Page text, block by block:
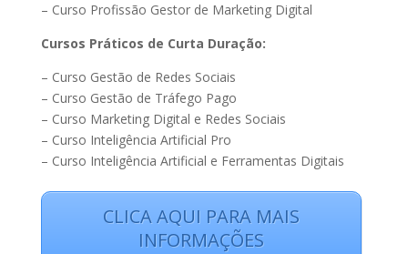
– Curso Profissão Gestor de Marketing Digital
Cursos Práticos de Curta Duração:
– Curso Gestão de Redes Sociais
– Curso Gestão de Tráfego Pago
– Curso Marketing Digital e Redes Sociais
– Curso Inteligência Artificial Pro
– Curso Inteligência Artificial e Ferramentas Digitais
CLICA AQUI PARA MAIS
INFORMAÇÕES